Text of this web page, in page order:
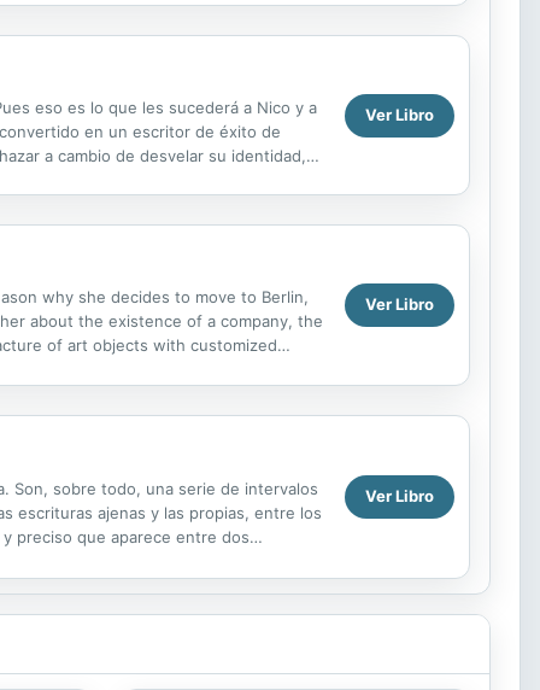
eso es lo que les sucederá a Nico y a
en un escritor de éxito de
a cambio de desvelar su identidad,
Ver Libro
why she decides to move to Berlin,
about the existence of a company, the
of art objects with customized
Ver Libro
Son, sobre todo, una serie de intervalos
escrituras ajenas y las propias, entre los
preciso que aparece entre dos
Ver Libro